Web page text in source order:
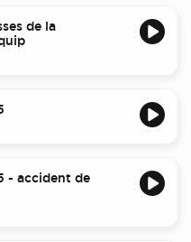
de la
- accident de